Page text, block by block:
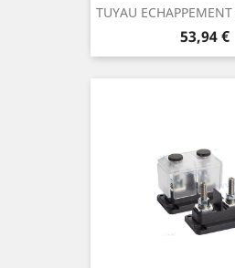
TUYAU
Prix
53,94 €